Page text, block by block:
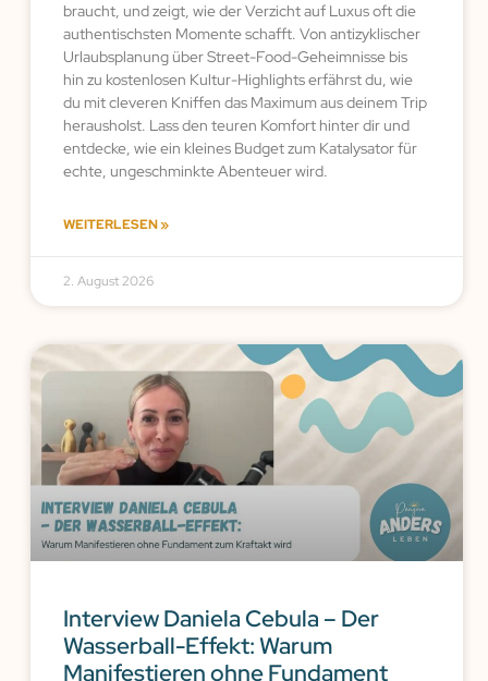
braucht, und zeigt, wie der Verzicht auf Luxus oft die
authentischsten Momente schafft. Von antizyklischer
Urlaubsplanung über Street-Food-Geheimnisse bis
hin zu kostenlosen Kultur-Highlights erfährst du, wie
du mit cleveren Kniffen das Maximum aus deinem Trip
herausholst. Lass den teuren Komfort hinter dir und
entdecke, wie ein kleines Budget zum Katalysator für
echte, ungeschminkte Abenteuer wird.
WEITERLESEN »
2. August 2026
Interview Daniela Cebula – Der
Wasserball-Effekt: Warum
Manifestieren ohne Fundament